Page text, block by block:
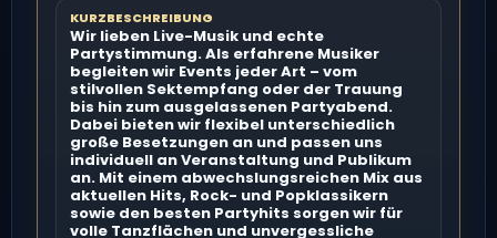
KURZBESCHREIBUNG
Wir lieben Live-Musik und echte
Partystimmung. Als erfahrene Musiker
begleiten wir Events jeder Art – vom
stilvollen Sektempfang oder der Trauung
bis hin zum ausgelassenen Partyabend.
Dabei bieten wir flexibel unterschiedlich
große Besetzungen an und passen uns
individuell an Veranstaltung und Publikum
an. Mit einem abwechslungsreichen Mix aus
aktuellen Hits, Rock- und Popklassikern
sowie den besten Partyhits sorgen wir für
volle Tanzflächen und unvergessliche